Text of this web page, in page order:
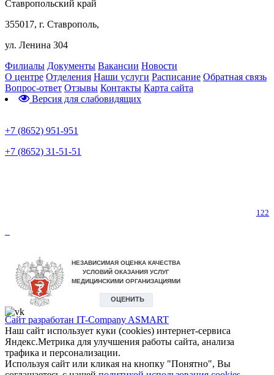
Ставропольский край
355017, г. Ставрополь,
ул. Ленина 304
Филиалы Документы Вакансии Новости
О центре Отделения Наши услуги Расписание Обратная связь
Вопрос-ответ Отзывы Контакты Карта сайта
Версия для слабовидящих
+7 (8652) 951-951
+7 (8652) 31-51-51
122
Сайт разработан IT-Company ASMART
Наш сайт использует куки (cookies) интернет-сервиса
Яндекс.Метрика для улучшения работы сайта, анализа
трафика и персонализации.
Используя сайт или кликая на кнопку "Понятно", Вы